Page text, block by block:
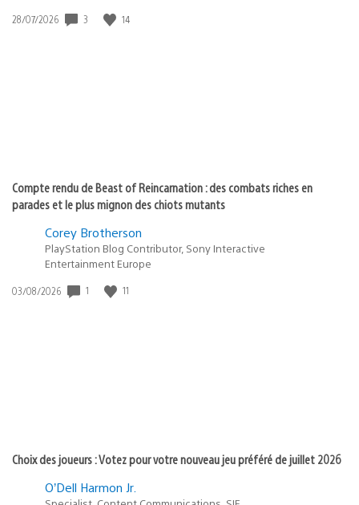
Date
28/07/2026 3 14
Compte rendu de Beast of Reincarnation : des combats riches en
parades et le plus mignon des chiots mutants
Corey Brotherson
PlayStation Blog Contributor, Sony Interactive
Entertainment Europe
Date
03/08/2026 1 11
Choix des joueurs : Votez pour votre nouveau jeu préféré de juillet 2026
O’Dell Harmon Jr.